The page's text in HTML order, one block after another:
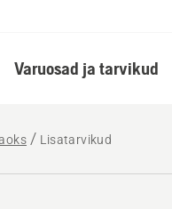
Varuosad ja tarvikud
Lisatarvikud